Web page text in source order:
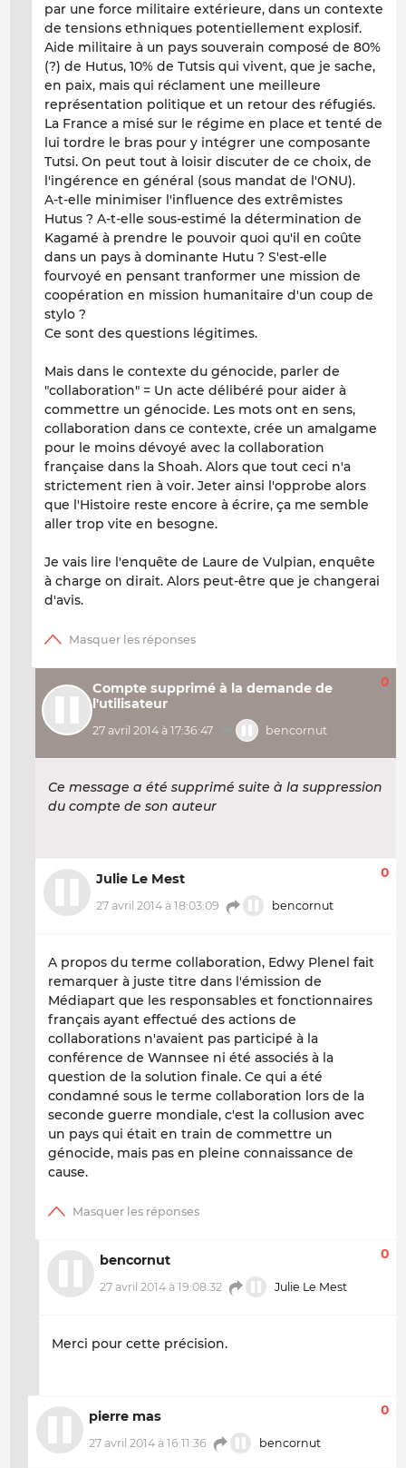
par une force militaire extérieure, dans un contexte
de tensions ethniques potentiellement explosif.
Aide militaire à un pays souverain composé de 80%
(?) de Hutus, 10% de Tutsis qui vivent, que je sache,
en paix, mais qui réclament une meilleure
représentation politique et un retour des réfugiés.
La France a misé sur le régime en place et tenté de
lui tordre le bras pour y intégrer une composante
Tutsi. On peut tout à loisir discuter de ce choix, de
l'ingérence en général (sous mandat de l'ONU).
A-t-elle minimiser l'influence des extrêmistes
Hutus ? A-t-elle sous-estimé la détermination de
Kagamé à prendre le pouvoir quoi qu'il en coûte
dans un pays à dominante Hutu ? S'est-elle
fourvoyé en pensant tranformer une mission de
coopération en mission humanitaire d'un coup de
stylo ?
Ce sont des questions légitimes.
Mais dans le contexte du génocide, parler de
"collaboration" = Un acte délibéré pour aider à
commettre un génocide. Les mots ont en sens,
collaboration dans ce contexte, crée un amalgame
pour le moins dévoyé avec la collaboration
française dans la Shoah. Alors que tout ceci n'a
strictement rien à voir. Jeter ainsi l'opprobe alors
que l'Histoire reste encore à écrire, ça me semble
aller trop vite en besogne.
Je vais lire l'enquête de Laure de Vulpian, enquête
à charge on dirait. Alors peut-être que je changerai
d'avis.
Compte supprimé à la demande de
l'utilisateur
27 avril 2014 à 17:36:47 bencornut
0
Ce message a été supprimé suite à la suppression
du compte de son auteur
Julie Le Mest
27 avril 2014 à 18:03:09 bencornut
0
A propos du terme collaboration, Edwy Plenel fait
remarquer à juste titre dans l'émission de
Médiapart que les responsables et fonctionnaires
français ayant effectué des actions de
collaborations n'avaient pas participé à la
conférence de Wannsee ni été associés à la
question de la solution finale. Ce qui a été
condamné sous le terme collaboration lors de la
seconde guerre mondiale, c'est la collusion avec
un pays qui était en train de commettre un
génocide, mais pas en pleine connaissance de
cause.
bencornut
27 avril 2014 à 19:08:32 Julie Le Mest
0
Merci pour cette précision.
pierre mas
27 avril 2014 à 16:11:36 bencornut
0